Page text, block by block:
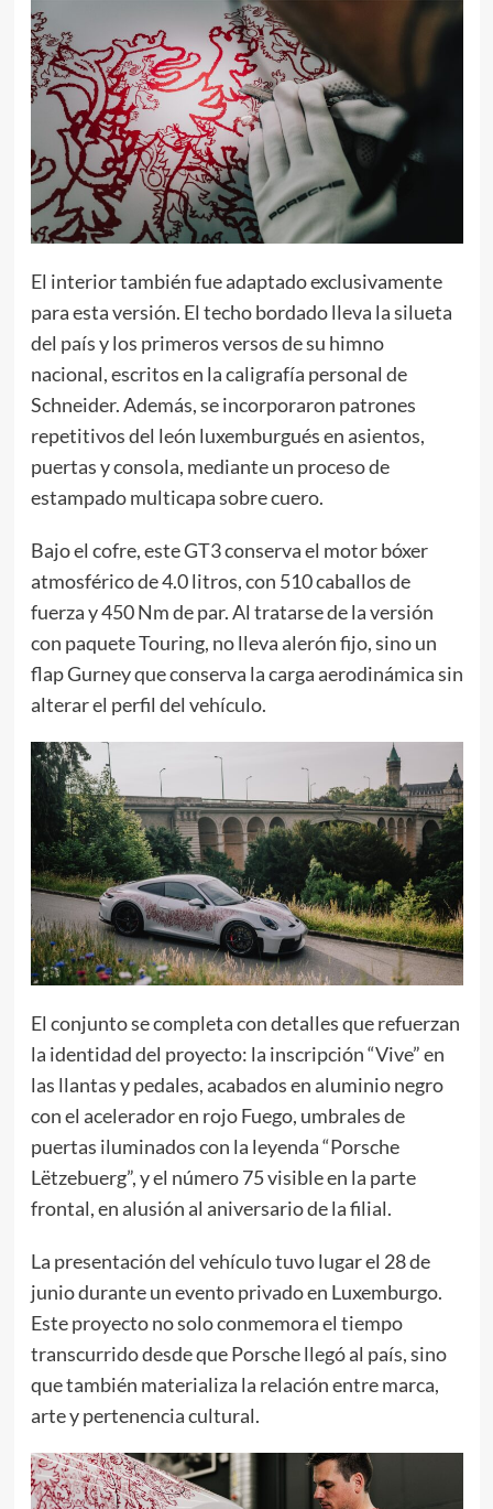
El interior también fue adaptado exclusivamente
para esta versión. El techo bordado lleva la silueta
del país y los primeros versos de su himno
nacional, escritos en la caligrafía personal de
Schneider. Además, se incorporaron patrones
repetitivos del león luxemburgués en asientos,
puertas y consola, mediante un proceso de
estampado multicapa sobre cuero.
Bajo el cofre, este GT3 conserva el motor bóxer
atmosférico de 4.0 litros, con 510 caballos de
fuerza y 450 Nm de par. Al tratarse de la versión
con paquete Touring, no lleva alerón fijo, sino un
flap Gurney que conserva la carga aerodinámica sin
alterar el perfil del vehículo.
El conjunto se completa con detalles que refuerzan
la identidad del proyecto: la inscripción “Vive” en
las llantas y pedales, acabados en aluminio negro
con el acelerador en rojo Fuego, umbrales de
puertas iluminados con la leyenda “Porsche
Lëtzebuerg”, y el número 75 visible en la parte
frontal, en alusión al aniversario de la filial.
La presentación del vehículo tuvo lugar el 28 de
junio durante un evento privado en Luxemburgo.
Este proyecto no solo conmemora el tiempo
transcurrido desde que Porsche llegó al país, sino
que también materializa la relación entre marca,
arte y pertenencia cultural.